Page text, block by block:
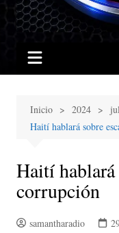
Inicio 2024
Haití hablará sobre
Haití hablará
corrupción
samantharadio